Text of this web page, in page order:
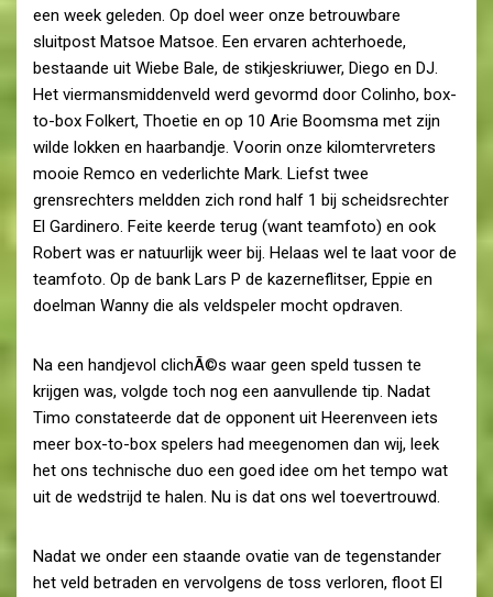
een week geleden. Op doel weer onze betrouwbare
sluitpost Matsoe Matsoe. Een ervaren achterhoede,
bestaande uit Wiebe Bale, de stikjeskriuwer, Diego en DJ.
Het viermansmiddenveld werd gevormd door Colinho, box-
to-box Folkert, Thoetie en op 10 Arie Boomsma met zijn
wilde lokken en haarbandje. Voorin onze kilomtervreters
mooie Remco en vederlichte Mark. Liefst twee
grensrechters meldden zich rond half 1 bij scheidsrechter
El Gardinero. Feite keerde terug (want teamfoto) en ook
Robert was er natuurlijk weer bij. Helaas wel te laat voor de
teamfoto. Op de bank Lars P de kazerneflitser, Eppie en
doelman Wanny die als veldspeler mocht opdraven.
Na een handjevol clichÃ©s waar geen speld tussen te
krijgen was, volgde toch nog een aanvullende tip. Nadat
Timo constateerde dat de opponent uit Heerenveen iets
meer box-to-box spelers had meegenomen dan wij, leek
het ons technische duo een goed idee om het tempo wat
uit de wedstrijd te halen. Nu is dat ons wel toevertrouwd.
Nadat we onder een staande ovatie van de tegenstander
het veld betraden en vervolgens de toss verloren, floot El